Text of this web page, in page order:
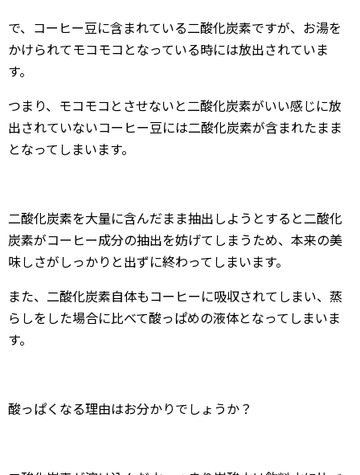
で、コーヒー豆に含まれている二酸化炭素ですが、お湯を
かけられてモコモコとなっている時には放出されていま
す。
つまり、モコモコとさせないと二酸化炭素がいい感じに放
出されていないコーヒー豆には二酸化炭素が含まれたまま
となってしまいます。
二酸化炭素を大量に含んだまま抽出しようとすると二酸化
炭素がコーヒー成分の抽出を妨げてしまうため、本来の美
味しさがしっかりと出ずに終わってしまいます。
また、二酸化炭素自体もコーヒーに吸収されてしまい、蒸
らしをした場合に比べて酸っぱめの液体となってしまいま
す。
酸っぱくなる理由はお分かりでしょうか？